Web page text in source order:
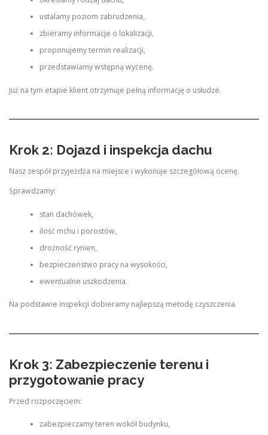
ustalamy poziom zabrudzenia,
zbieramy informacje o lokalizacji,
proponujemy termin realizacji,
przedstawiamy wstępną wycenę.
Już na tym etapie klient otrzymuje pełną informację o usłudze.
Krok 2: Dojazd i inspekcja dachu
Nasz zespół przyjeżdża na miejsce i wykonuje szczegółową ocenę.
Sprawdzamy:
stan dachówek,
ilość mchu i porostów,
drożność rynien,
bezpieczeństwo pracy na wysokości,
ewentualne uszkodzenia.
Na podstawie inspekcji dobieramy najlepszą metodę czyszczenia.
Krok 3: Zabezpieczenie terenu i
przygotowanie pracy
Przed rozpoczęciem:
zabezpieczamy teren wokół budynku,